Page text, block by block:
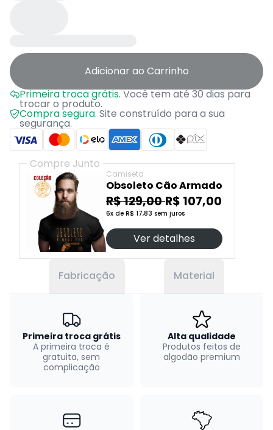
Adicionar ao Carrinho
Primeira troca grátis.Você tem até 30 dias para
trocar o produto.
Compra segura. Site construído para a sua
segurança.
Compre Junto
Camiseta
Obsoleto Cão Armado
R$ 129,00 R$ 107,00
6x de R$ 17,83 sem juros
Ver detalhes
Fabricação Material
Primeira troca grátis
A primeira troca é
gratuita, sem
complicação
Alta qualidade
Produtos feitos de
algodão premium